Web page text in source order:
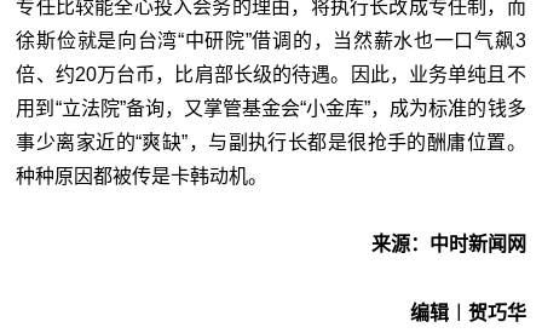
专任比较能全心投入会务的理由，将执行长改成专任制，而
徐斯俭就是向台湾“中研院”借调的，当然薪水也一口气飙3
倍、约20万台币，比肩部长级的待遇。因此，业务单纯且不
用到“立法院”备询，又掌管基金会“小金库”，成为标准的钱多
事少离家近的“爽缺”，与副执行长都是很抢手的酬庸位置。
种种原因都被传是卡韩动机。
来源：中时新闻网
编辑︱贺巧华